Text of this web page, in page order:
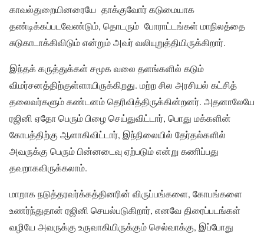
காவல்துறையினரையே தாக்குவோர் கடுமையாக
தண்டிக்கப்படவேண்டும், தொடரும் போராட்டங்கள் மாநிலத்தை
சுடுகாடாக்கிவிடும் என்றும் அவர் வலியுறுத்தியிருக்கிறார்.
இந்தக் கருத்துக்கள் சமூக வலை தளங்களில் கடும்
விமர்சனத்திற்குள்ளாயிருக்கிறது. மற்ற சில அரசியல் கட்சித்
தலைவர்களும் கண்டனம் தெரிவித்திருக்கின்றனர். அதனாலேயே
ரஜினி ஏதோ பெரும் பிழை செய்துவிட்டார், பொது மக்களின்
கோபத்திற்கு ஆளாகிவிட்டார், இந்நிலையில் தேர்தல்களில்
அவருக்கு பெரும் பின்னடைவு ஏற்படும் என்று கணிப்பது
தவறாகவிருக்கலாம்.
மாறாக நடுத்தரவர்க்கத்தினரின் விருப்பங்களை, கோபங்களை
உணர்ந்துதான் ரஜினி செயல்படுகிறார், எனவே திரைப்படங்கள்
வழியே அவருக்கு உருவாகியிருக்கும் செல்வாக்கு, இப்போது